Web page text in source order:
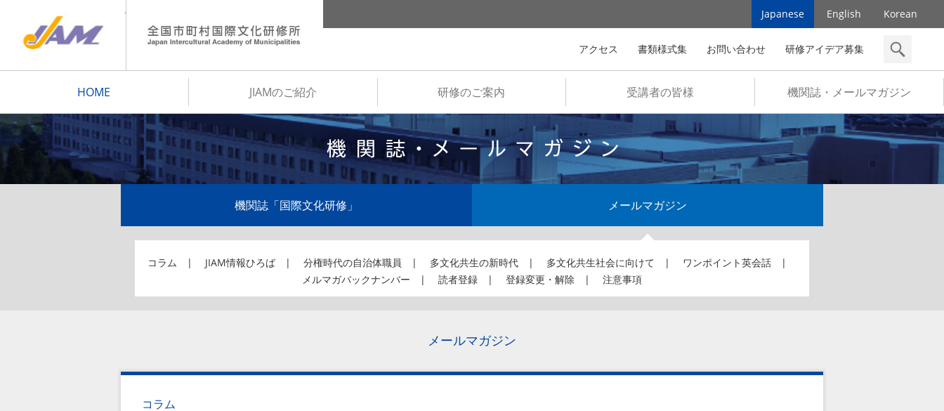
Japanese English Korean
HOME JIAMのご紹介 研修のご案内 受講者の皆様 機関誌・メールマガジン
アクセス 書類様式集 お問い合わせ 研修アイデア募集
機関誌「国際文化研修」 メールマガジン
コラム JIAM情報ひろば 分権時代の自治体職員 多文化共生の新時代 多文化共生社会に向けて
ワンポイント英会話
メルマガバックナンバー
読者登録 登録変更・解除 注意事項
メールマガジン
コラム